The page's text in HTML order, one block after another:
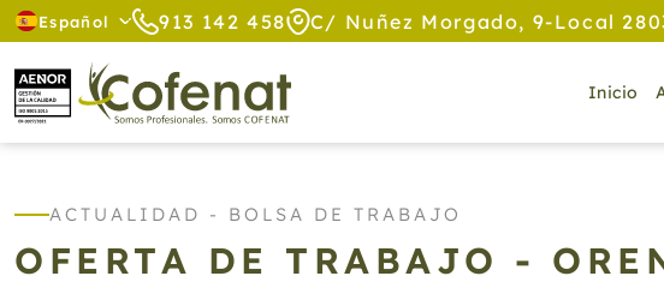
Español 913 142 458 C/ Nuñez Morgado, 9-Local
Inicio
ACTUALIDAD - BOLSA DE TRABAJO
OFERTA DE TRABAJO -